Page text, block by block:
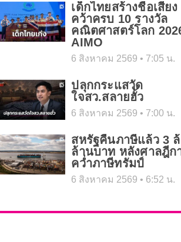
เด็กไทยสร้างชื่อเสียง
คว้าครบ 10 รางวัล
คณิตศาสตร์โลก
AIMO
6 สิงหาคม 2569 7:05 น.
ปลุกกระแสวัด
ใจสว.สลายฮั้ว
6 สิงหาคม 2569 7:00 น.
สหรัฐคืนภาษีแล้ว 3
ล้านบาท หลังศาลฎีก
คว่ำภาษีทรัมป์
6 สิงหาคม 2569 6:52 น.